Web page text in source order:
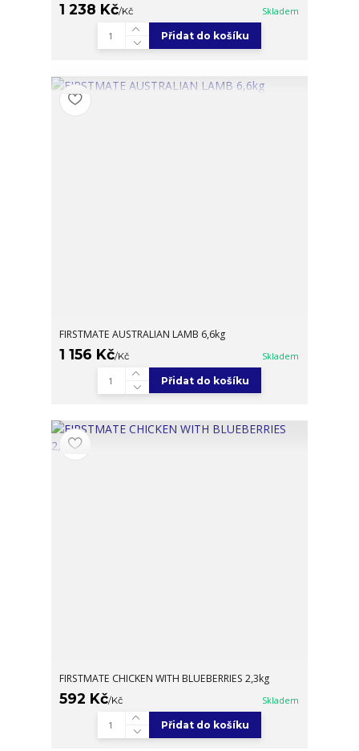
1 238 Kč/Kč Skladem
Přidat do košíku
FIRSTMATE AUSTRALIAN LAMB 6,6kg
1 156 Kč/Kč Skladem
Přidat do košíku
FIRSTMATE CHICKEN WITH BLUEBERRIES 2,3kg
592 Kč/Kč Skladem
Přidat do košíku